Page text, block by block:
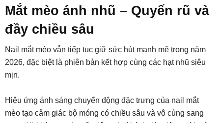
Mắt mèo ánh nhũ – Quyến rũ và
đầy chiều sâu
Nail mắt mèo vẫn tiếp tục giữ sức hút mạnh mẽ trong năm
2026, đặc biệt là phiên bản kết hợp cùng các hạt nhũ siêu
mịn.
Hiệu ứng ánh sáng chuyển động đặc trưng của nail mắt
mèo tạo cảm giác bộ móng có chiều sâu và vô cùng sang